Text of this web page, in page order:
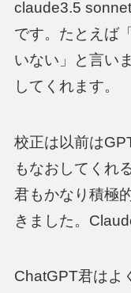
claude3.5
です。たとえば
いない」と言い
してくれます。
校正は以前は
もなおしてくれ
君もかなり積極
きました。
ChatGPT君はよ